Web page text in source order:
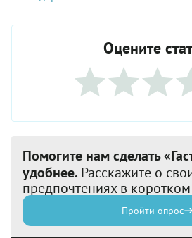
Оцените
Помогите нам сделать
удобнее. Расскажите о
предпочтениях в
Пройти опрос